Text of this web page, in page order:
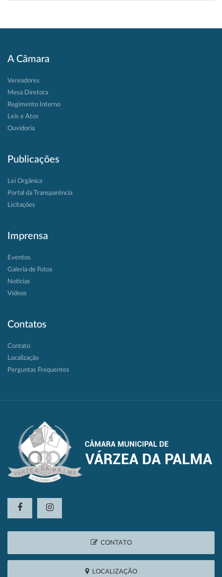
A Câmara
Vereadores
Mesa Diretora
Regimento Interno
Leis e Atos
Ouvidoria
Publicações
Lei Orgânica
Portal da Transparência
Licitações
Imprensa
Eventos
Galeria de Fotos
Notícias
Vídeos
Contatos
Contato
Localização
Perguntas Frequentes
CONTATO
LOCALIZAÇÃO